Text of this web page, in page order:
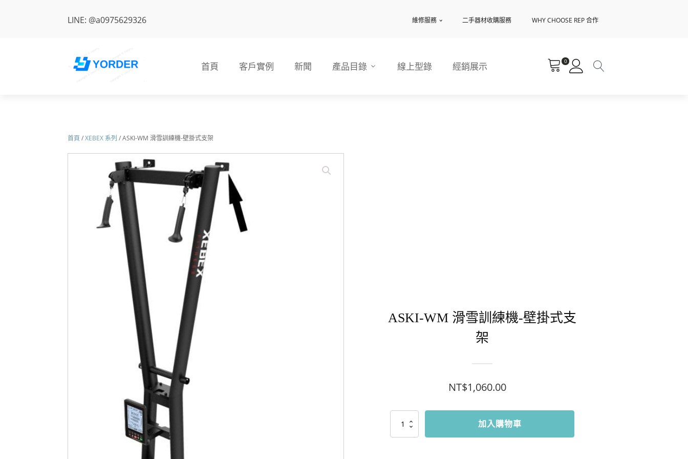
LINE: @a0975629326 維修服務 二手器材收購服務 WHY CHOOSE REP 合作
首頁 客戶實例 新聞 產品目錄 線上型錄 經銷展示 0
首頁 /XEBEX 系列 / ASKI-WM 滑雪訓練機-壁掛式支架
ASKI-WM 滑雪訓練機-壁掛式支
架
NT$1,060.00
滑
加入購物車